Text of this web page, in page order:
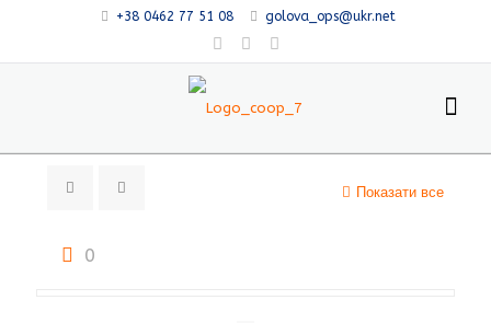
+38 0462 77 51 08 golova_ops@ukr.net
Показати все
0